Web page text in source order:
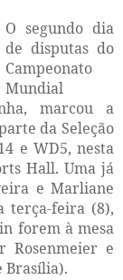
O segundo dia
de disputas do
Campeonato
Mundial
marcou a
da Seleção
e WD5, nesta
Hall. Uma já
e Marliane
terça-feira (8),
forem à mesa
Rosenmeier e
Brasília).